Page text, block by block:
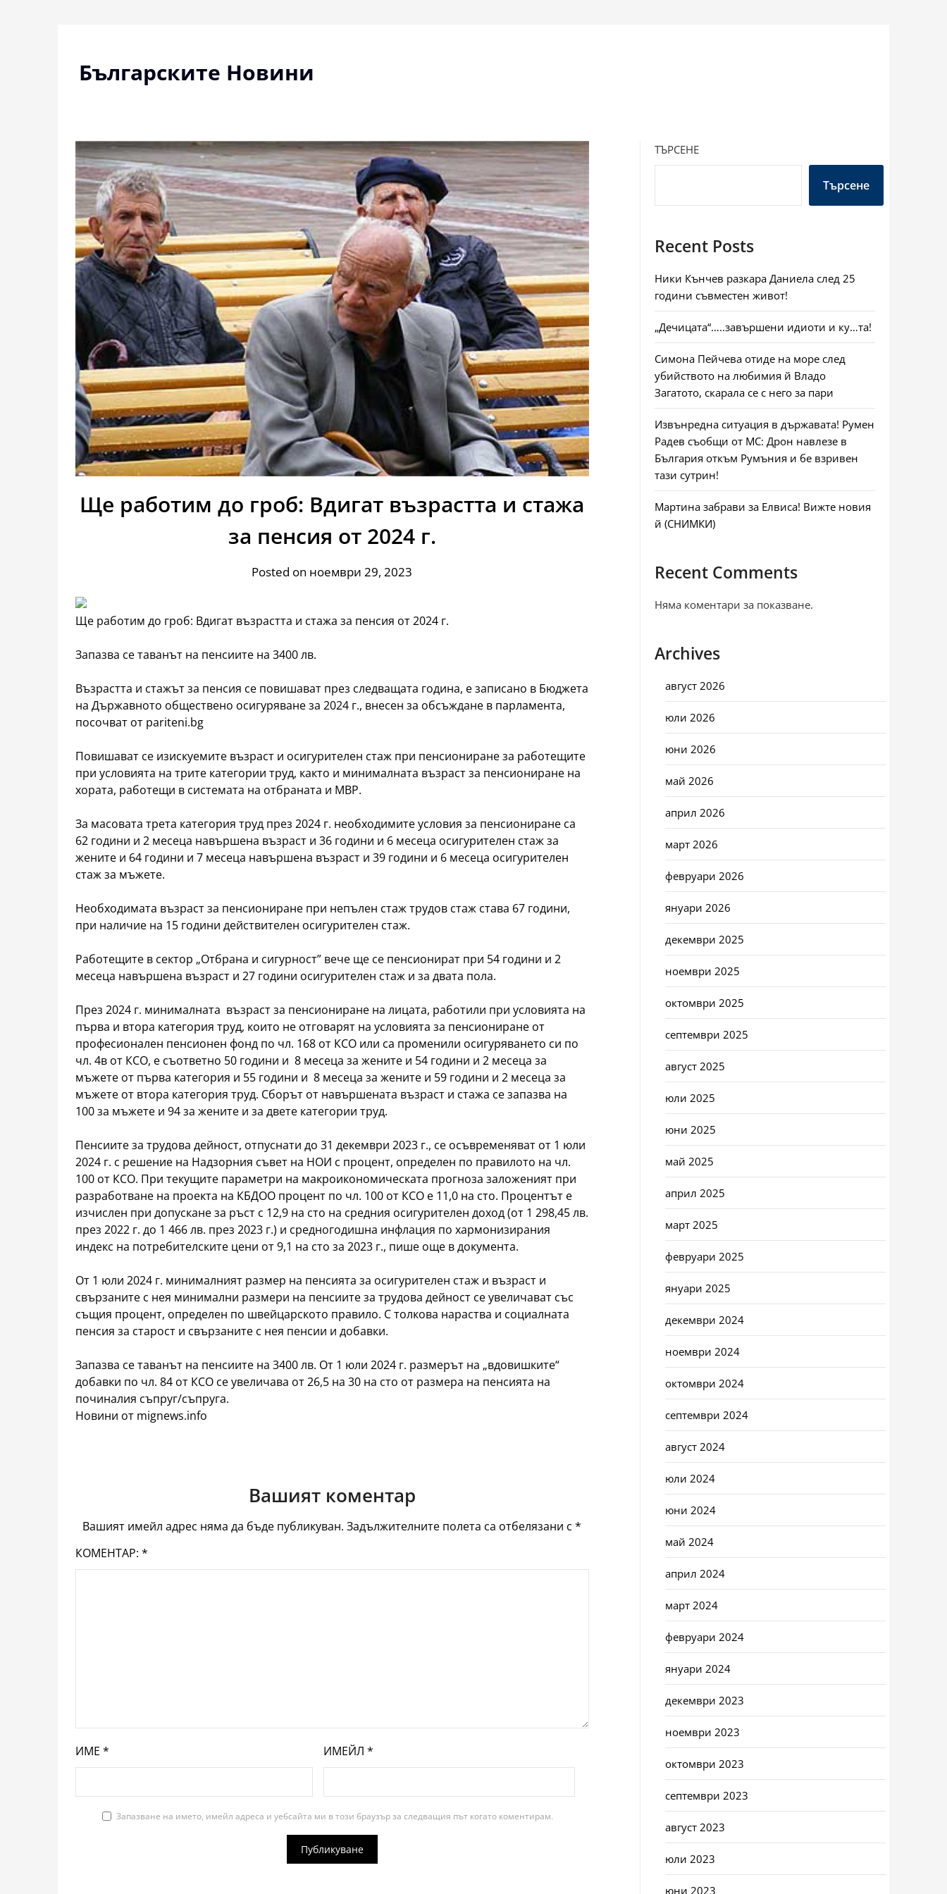
Българските Новини
Ще работим до гроб: Вдигат възрастта и стажа
за пенсия от 2024 г.
Posted on ноември 29, 2023
Ще работим до гроб: Вдигат възрастта и стажа за пенсия от 2024 г.
Запазва се таванът на пенсиите на 3400 лв.
Възрастта и стажът за пенсия се повишават през следващата година, е записано в Бюджета
на Държавното обществено осигуряване за 2024 г., внесен за обсъждане в парламента,
посочват от pariteni.bg
Повишават се изискуемите възраст и осигурителен стаж при пенсиониране за работещите
при условията на трите категории труд, както и минималната възраст за пенсиониране на
хората, работещи в системата на отбраната и МВР.
За масовата трета категория труд през 2024 г. необходимите условия за пенсиониране са
62 години и 2 месеца навършена възраст и 36 години и 6 месеца осигурителен стаж за
жените и 64 години и 7 месеца навършена възраст и 39 години и 6 месеца осигурителен
стаж за мъжете.
Необходимата възраст за пенсиониране при непълен стаж трудов стаж става 67 години,
при наличие на 15 години действителен осигурителен стаж.
Работещите в сектор „Отбрана и сигурност” вече ще се пенсионират при 54 години и 2
месеца навършена възраст и 27 години осигурителен стаж и за двата пола.
През 2024 г. минималната възраст за пенсиониране на лицата, работили при условията на
първа и втора категория труд, които не отговарят на условията за пенсиониране от
професионален пенсионен фонд по чл. 168 от КСО или са променили осигуряването си по
чл. 4в от КСО, е съответно 50 години и 8 месеца за жените и 54 години и 2 месеца за
мъжете от първа категория и 55 години и 8 месеца за жените и 59 години и 2 месеца за
мъжете от втора категория труд. Сборът от навършената възраст и стажа се запазва на
100 за мъжете и 94 за жените и за двете категории труд.
Пенсиите за трудова дейност, отпуснати до 31 декември 2023 г., се осъвременяват от 1 юли
2024 г. с решение на Надзорния съвет на НОИ с процент, определен по правилото на чл.
100 от КСО. При текущите параметри на макроикономическата прогноза заложеният при
разработване на проекта на КБДОО процент по чл. 100 от КСО е 11,0 на сто. Процентът е
изчислен при допускане за ръст с 12,9 на сто на средния осигурителен доход (от 1 298,45 лв.
през 2022 г. до 1 466 лв. през 2023 г.) и средногодишна инфлация по хармонизирания
индекс на потребителските цени от 9,1 на сто за 2023 г., пише още в документа.
От 1 юли 2024 г. минималният размер на пенсията за осигурителен стаж и възраст и
свързаните с нея минимални размери на пенсиите за трудова дейност се увеличават със
същия процент, определен по швейцарското правило. С толкова нараства и социалната
пенсия за старост и свързаните с нея пенсии и добавки.
Запазва се таванът на пенсиите на 3400 лв. От 1 юли 2024 г. размерът на „вдовишките“
добавки по чл. 84 от КСО се увеличава от 26,5 на 30 на сто от размера на пенсията на
починалия съпруг/съпруга.
Новини от mignews.info
Вашият коментар
Вашият имейл адрес няма да бъде публикуван. Задължителните полета са отбелязани с*
КОМЕНТАР: *
ИМЕ * ИМЕЙЛ *
Запазване на името, имейл адреса и уебсайта ми в този браузър за следващия път когато коментирам.
ТЪРСЕНЕ
Търсене
Recent Posts
Ники Кънчев разкара Даниела след 25
години съвместен живот!
„Дечицата“…..завършени идиоти и ку…та!
Симона Пейчева отиде на море след
убийството на любимия й Владо
Загатото, скарала се с него за пари
Извънредна ситуация в държавата! Румен
Радев съобщи от МС: Дрон навлезе в
България откъм Румъния и бе взривен
тази сутрин!
Мартина забрави за Елвиса! Вижте новия
й (СНИМКИ)
Recent Comments
Няма коментари за показване.
Archives
август 2026
юли 2026
юни 2026
май 2026
април 2026
март 2026
февруари 2026
януари 2026
декември 2025
ноември 2025
октомври 2025
септември 2025
август 2025
юли 2025
юни 2025
май 2025
април 2025
март 2025
февруари 2025
януари 2025
декември 2024
ноември 2024
октомври 2024
септември 2024
август 2024
юли 2024
юни 2024
май 2024
април 2024
март 2024
февруари 2024
януари 2024
декември 2023
ноември 2023
октомври 2023
септември 2023
август 2023
юли 2023
юни 2023